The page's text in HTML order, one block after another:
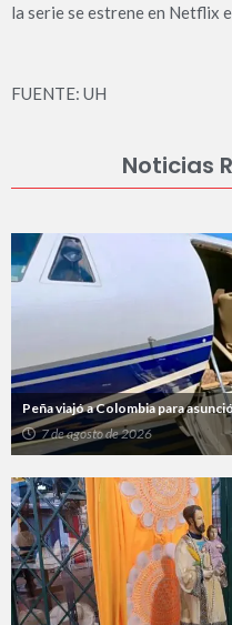
la serie se estrene en Netflix
FUENTE: UH
Noticias
Peña viajó a Colombia para
7 de agosto de 2026